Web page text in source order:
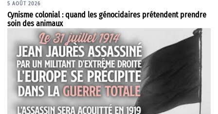
5 AOÛT 2026
Cynisme colonial : quand les génocidaires prétendent prendre
soin des animaux